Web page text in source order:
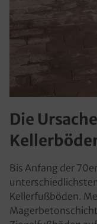
Die
Bis Anfang der
Kellerfußböden.